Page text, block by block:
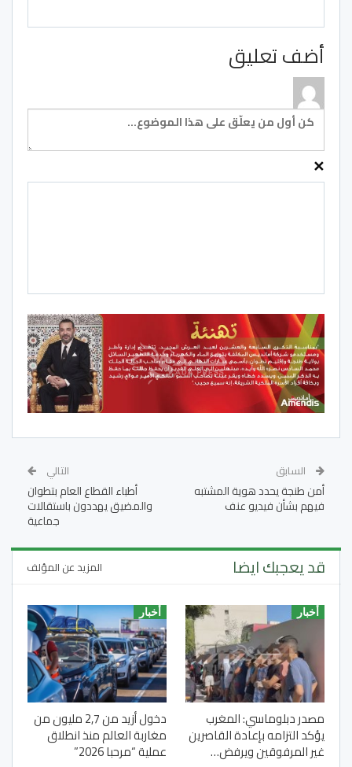
أضف تعليق
✕
السابق
أمن طنجة يحدد هوية المشتبه
فيهم بشأن فيديو عنف
التالي
أطباء القطاع العام بتطوان
والمضيق يهددون باستقالات
جماعية
قد يعجبك ايضا المزيد عن المؤلف
أخبار
مصدر دبلوماسي: المغرب
يؤكد التزامه بإعادة القاصرين
غير المرفوقين ويرفض…
أخبار
دخول أزيد من 2,7 مليون من
مغاربة العالم منذ انطلاق
عملية “مرحبا 2026”